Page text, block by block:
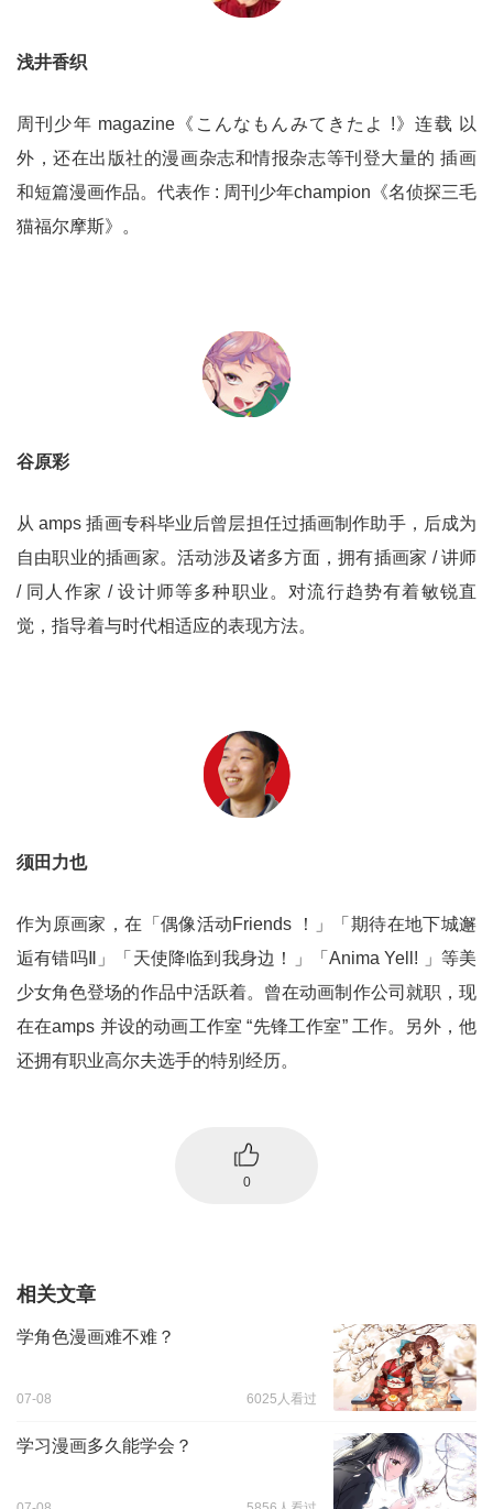
浅井香织
周刊少年 magazine《こんなもんみてきたよ !》连载 以
外，还在出版社的漫画杂志和情报杂志等刊登大量的 插画
和短篇漫画作品。代表作 : 周刊少年champion《名侦探三毛
猫福尔摩斯》。
谷原彩
从 amps 插画专科毕业后曾层担任过插画制作助手，后成为
自由职业的插画家。活动涉及诸多方面，拥有插画家 / 讲师
/ 同人作家 / 设计师等多种职业。对流行趋势有着敏锐直
觉，指导着与时代相适应的表现方法。
须田力也
作为原画家，在「偶像活动Friends ！」「期待在地下城邂
逅有错吗Ⅱ」「天使降临到我身边！」「Anima Yell! 」等美
少女角色登场的作品中活跃着。曾在动画制作公司就职，现
在在amps 并设的动画工作室 “先锋工作室” 工作。另外，他
还拥有职业高尔夫选手的特别经历。
0
相关文章
学角色漫画难不难？
07-08 6025人看过
学习漫画多久能学会？